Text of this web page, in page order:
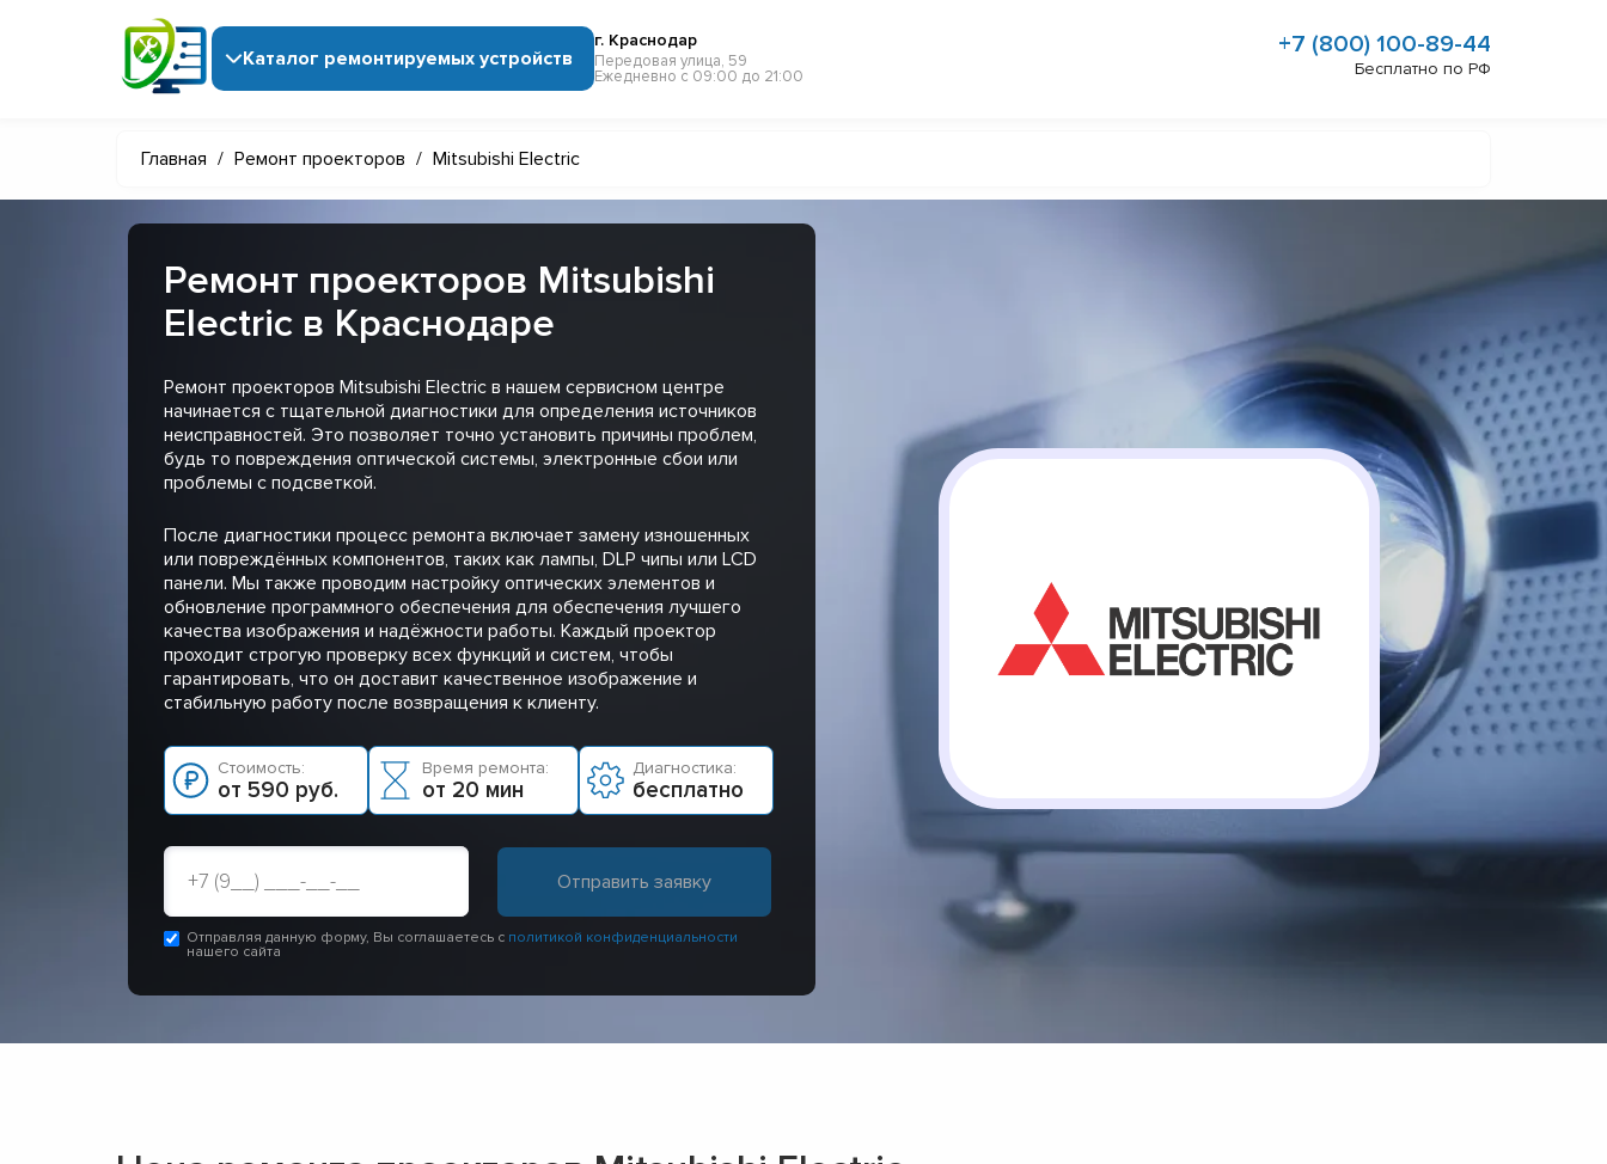
Каталог ремонтируемых устройств
г. Краснодар
Передовая улица, 59
Ежедневно с 09:00 до 21:00
+7 (800) 100-89-44
Бесплатно по РФ
Главная / Ремонт проекторов / Mitsubishi Electric
Ремонт проекторов Mitsubishi
Electric в Краснодаре
Ремонт проекторов Mitsubishi Electric в нашем сервисном центре
начинается с тщательной диагностики для определения источников
неисправностей. Это позволяет точно установить причины проблем,
будь то повреждения оптической системы, электронные сбои или
проблемы с подсветкой.
После диагностики процесс ремонта включает замену изношенных
или повреждённых компонентов, таких как лампы, DLP чипы или LCD
панели. Мы также проводим настройку оптических элементов и
обновление программного обеспечения для обеспечения лучшего
качества изображения и надёжности работы. Каждый проектор
проходит строгую проверку всех функций и систем, чтобы
гарантировать, что он доставит качественное изображение и
стабильную работу после возвращения к клиенту.
Стоимость:
от 590 руб.
Время ремонта:
от 20 мин
Диагностика:
бесплатно
Отправляя данную форму, Вы соглашаетесь с политикой конфиденциальности
нашего сайта